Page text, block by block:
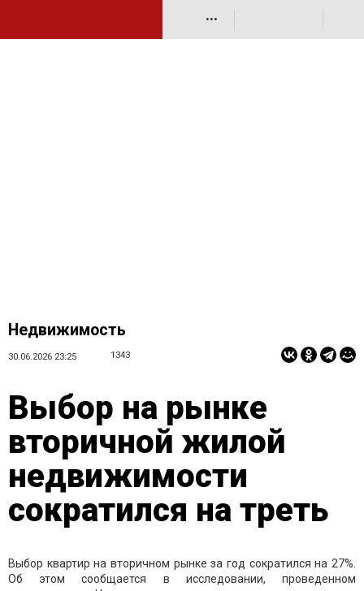
•••
Недвижимость
30.06.2026 23:25 1343
Выбор на рынке
вторичной жилой
недвижимости
сократился на треть
Выбор квартир на вторичном рынке за год сократился на 27%.
Об этом сообщается в исследовании, проведенном